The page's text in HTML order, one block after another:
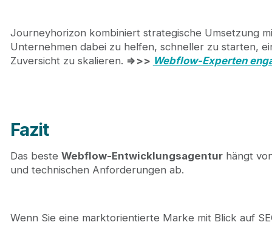
Journeyhorizon kombiniert strategische Umsetzung
Unternehmen dabei zu helfen, schneller zu starten,
Zuversicht zu skalieren. =>>> Webflow-Experten
Fazit
Das beste Webflow-Entwicklungsagenturhängt
und technischen Anforderungen ab.
Wenn Sie eine marktorientierte Marke mit Blick auf